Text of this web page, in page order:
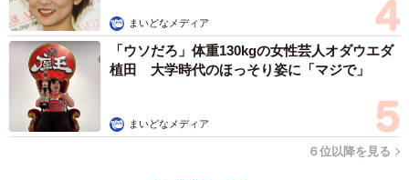
有野課長が挑んだ3本のゲームは、それぞれシリーズ作がい
くつも発表されています。課長が挑んだゲームだけでな
く、他のシリーズ作やリメイク版などもプレイしてみる
と、技術の進歩を感じられて面白いかもしれません。
まいどなメディア
「ウソだろ」体重130kgの女性芸人オダウエダ
植田 大学時代のほっそり姿に「マジで」
まいどなメディア
６位以降を見る